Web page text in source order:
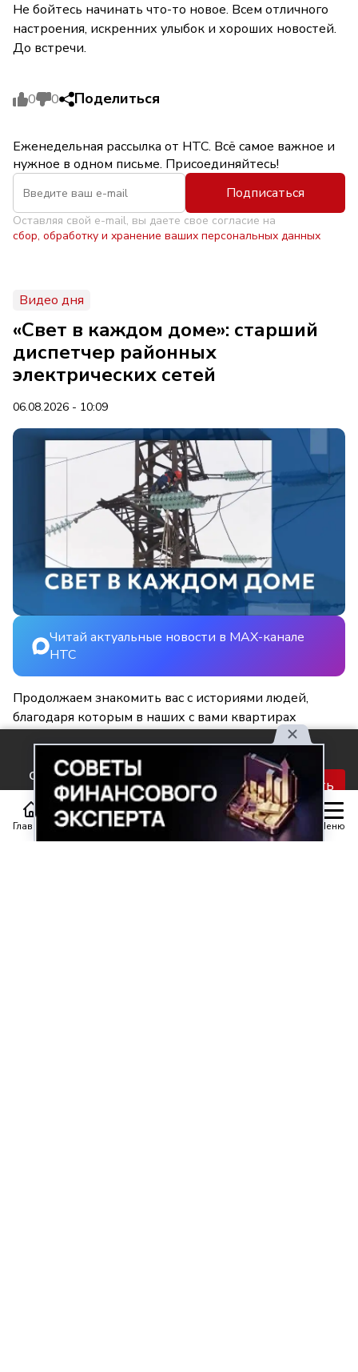
Главная Статьи Передачи Меню
Не бойтесь начинать что-то новое. Всем отличного
настроения, искренних улыбок и хороших новостей.
До встречи.
0 0 Поделиться
Еженедельная рассылка от НТС. Всё самое важное и
нужное в одном письме. Присоединяйтесь!
Подписаться
Оставляя свой e-mail, вы даете свое согласие на
сбор, обработку и хранение ваших персональных данных
Видео дня
«Свет в каждом доме»: старший
диспетчер районных
электрических сетей
06.08.2026 - 10:09
Читай актуальные новости в MAX-канале
НТС
Продолжаем знакомить вас с историями людей,
благодаря которым в наших с вами квартирах
соглашаетесь с правилами
обработки персональных
данных.
Принять